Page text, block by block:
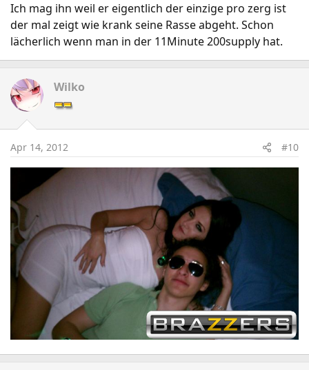
Ich mag ihn weil er eigentlich der einzige pro zerg ist
der mal zeigt wie krank seine Rasse abgeht. Schon
lächerlich wenn man in der 11Minute 200supply hat.
Wilko
Apr 14, 2012 #10